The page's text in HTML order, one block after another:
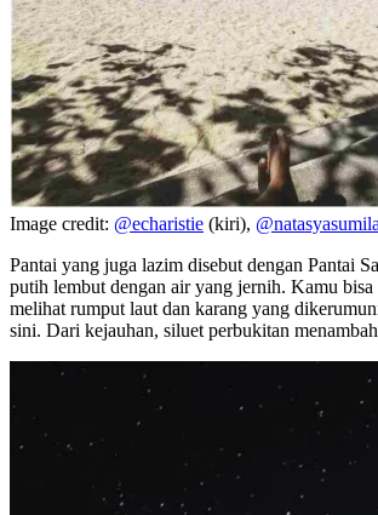
Image credit: @echaristie (kiri),
Pantai yang juga lazim disebut dengan Pantai
putih lembut dengan air yang jernih. Kamu bisa
melihat rumput laut dan karang yang
sini. Dari kejauhan, siluet perbukitan